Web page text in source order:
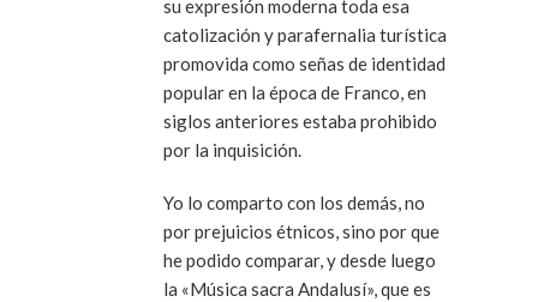
su expresión moderna toda esa
catolización y parafernalia turística
promovida como señas de identidad
popular en la época de Franco, en
siglos anteriores estaba prohibido
por la inquisición.
Yo lo comparto con los demás, no
por prejuicios étnicos, sino por que
he podido comparar, y desde luego
la «Música sacra Andalusí», que es